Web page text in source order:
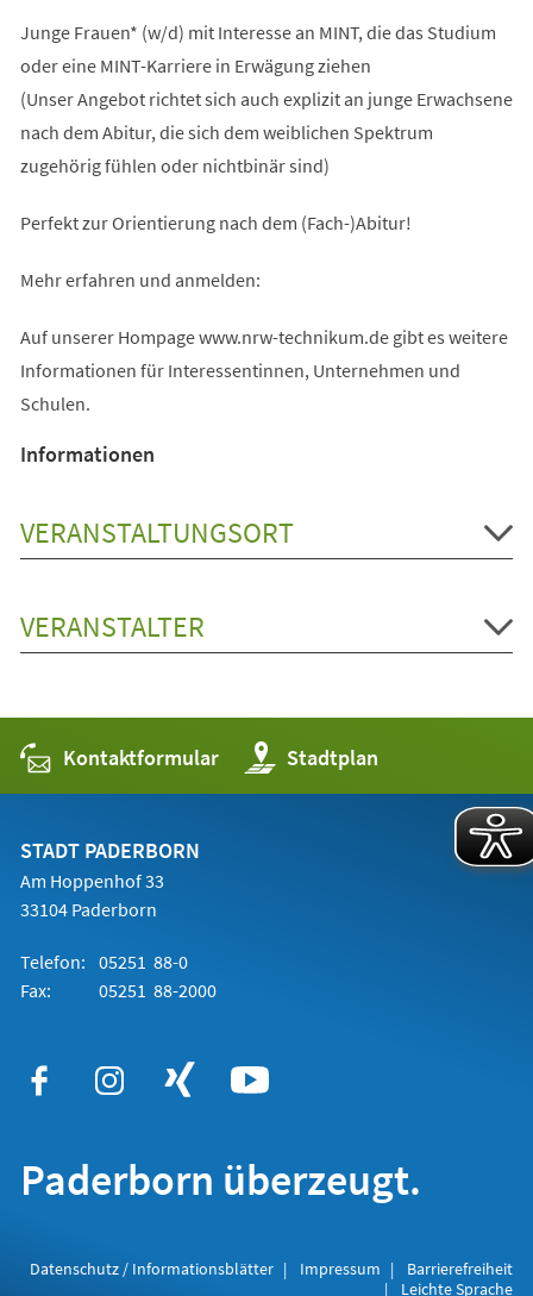
Junge Frauen* (w/d) mit Interesse an MINT, die das Studium
oder eine MINT-Karriere in Erwägung ziehen
(Unser Angebot richtet sich auch explizit an junge Erwachsene
nach dem Abitur, die sich dem weiblichen Spektrum
zugehörig fühlen oder nichtbinär sind)
Perfekt zur Orientierung nach dem (Fach-)Abitur!
Mehr erfahren und anmelden:
Auf unserer Hompage www.nrw-technikum.de gibt es weitere
Informationen für Interessentinnen, Unternehmen und
Schulen.
Informationen
VERANSTALTUNGSORT
VERANSTALTER
Kontaktformular Stadtplan
(Öffnet
in
einem
STADT PADERBORN
Am Hoppenhof 33
33104 Paderborn
Telefon: 05251 88-0
Fax:
05251 88-2000
Paderborn überzeugt.
Datenschutz / Informationsblätter Impressum
Barrierefreiheit
Leichte Sprache